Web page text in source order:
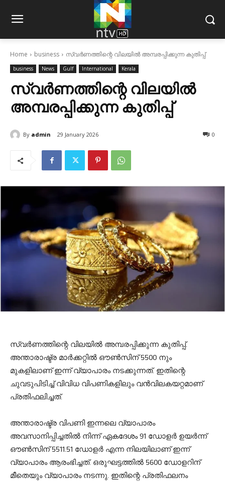
Home business സ്വര്‍ണത്തിന്റെ വിലയില്‍ അമ്പരപ്പിക്കുന്ന കുതിപ്പ്
business News Gulf International Kerala
സ്വര്‍ണത്തിന്റെ വിലയില്‍
അമ്പരപ്പിക്കുന്ന കുതിപ്പ്
By admin 29 January 2026 0
സ്വര്‍ണത്തിന്റെ വിലയില്‍ അമ്പരപ്പിക്കുന്ന കുതിപ്പ്.
അന്താരാഷ്ട്ര മാര്‍ക്കറ്റില്‍ ഔണ്‍സിന് 5500 നും
മുകളിലാണ് ഇന്ന് വ്യാപാരം നടക്കുന്നത്. ഇതിന്റെ
ചുവടുപിടിച്ച് വിവിധ വിപണികളിലും വന്‍വിലകയറ്റമാണ്
പ്രതിഫലിച്ചത്.
അന്താരാഷ്ട്ര വിപണി ഇന്നലെ വ്യാപാരം
അവസാനിപ്പിച്ചതില്‍ നിന്ന് ഏകദേശം 91 ഡോളര്‍ ഉയര്‍ന്ന്
ഔണ്‍സിന് 5511.51 ഡോളര്‍ എന്ന നിലയിലാണ് ഇന്ന്
വ്യാപാരം ആരംഭിച്ചത്. ഒരുഘട്ടത്തില്‍ 5600 ഡോളറിന്
മീതെയും വ്യാപാരം നടന്നു. ഇതിന്റെ പ്രതിഫലനം